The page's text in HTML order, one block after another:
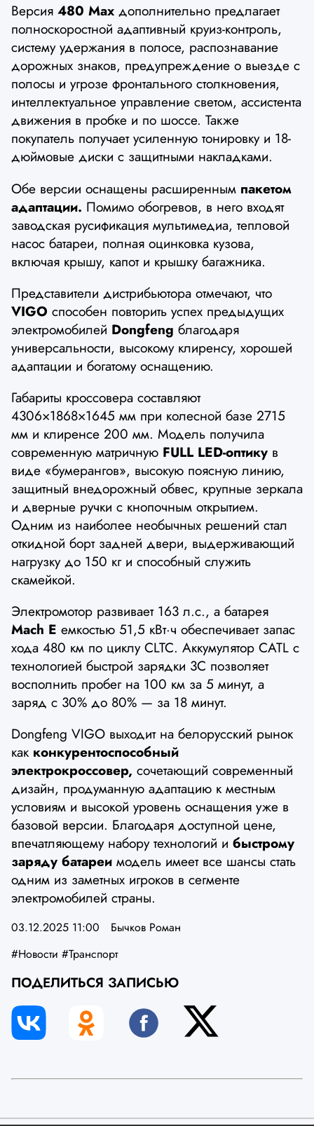
Версия 480 Max дополнительно предлагает
полноскоростной адаптивный круиз-контроль,
систему удержания в полосе, распознавание
дорожных знаков, предупреждение о выезде с
полосы и угрозе фронтального столкновения,
интеллектуальное управление светом, ассистента
движения в пробке и по шоссе. Также
покупатель получает усиленную тонировку и 18-
дюймовые диски с защитными накладками.
Обе версии оснащены расширенным пакетом
адаптации. Помимо обогревов, в него входят
заводская русификация мультимедиа, тепловой
насос батареи, полная оцинковка кузова,
включая крышу, капот и крышку багажника.
Представители дистрибьютора отмечают, что
VIGO способен повторить успех предыдущих
электромобилей Dongfeng благодаря
универсальности, высокому клиренсу, хорошей
адаптации и богатому оснащению.
Габариты кроссовера составляют
4306×1868×1645 мм при колесной базе 2715
мм и клиренсе 200 мм. Модель получила
современную матричную FULL LED-оптику в
виде «бумерангов», высокую поясную линию,
защитный внедорожный обвес, крупные зеркала
и дверные ручки с кнопочным открытием.
Одним из наиболее необычных решений стал
откидной борт задней двери, выдерживающий
нагрузку до 150 кг и способный служить
скамейкой.
Электромотор развивает 163 л.с., а батарея
Mach E емкостью 51,5 кВт·ч обеспечивает запас
хода 480 км по циклу CLTC. Аккумулятор CATL с
технологией быстрой зарядки 3C позволяет
восполнить пробег на 100 км за 5 минут, а
заряд с 30% до 80% — за 18 минут.
Dongfeng VIGO выходит на белорусский рынок
как конкурентоспособный
электрокроссовер, сочетающий современный
дизайн, продуманную адаптацию к местным
условиям и высокой уровень оснащения уже в
базовой версии. Благодаря доступной цене,
впечатляющему набору технологий и быстрому
заряду батареи модель имеет все шансы стать
одним из заметных игроков в сегменте
электромобилей страны.
03.12.2025 11:00
Бычков Роман
#Новости #Транспорт
ПОДЕЛИТЬСЯ ЗАПИСЬЮ